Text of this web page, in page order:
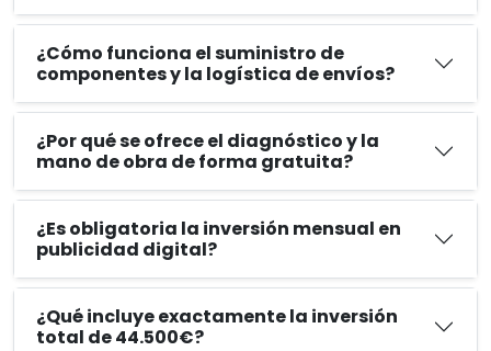
¿Cómo funciona el suministro de
componentes y la logística de envíos?
¿Por qué se ofrece el diagnóstico y la
mano de obra de forma gratuita?
¿Es obligatoria la inversión mensual en
publicidad digital?
¿Qué incluye exactamente la inversión
total de 44.500€?